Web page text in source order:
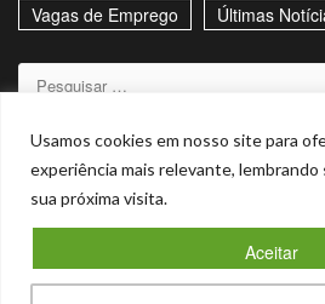
Usamos cookies em nosso site para
experiência mais relevante, lembrando
sua próxima visita.
Aceitar
Vagas de Emprego
Últimas
Pesquisar
Sitemap Política de
Stories